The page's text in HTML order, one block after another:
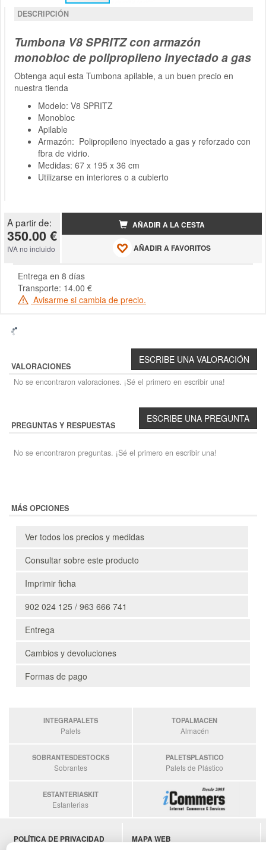
DESCRIPCIÓN
Tumbona V8 SPRITZ con armazón
monobloc de polipropileno inyectado a gas
Obtenga aqui esta Tumbona apilable, a un buen precio en
nuestra tienda
Modelo: V8 SPRITZ
Monobloc
Apilable
Armazón: Polipropileno inyectado a gas y reforzado con
fbra de vidrio.
Medidas: 67 x 195 x 36 cm
Utilizarse en interiores o a cubierto
A partir de:
350.00 €
IVA no incluido
AÑADIR A LA CESTA
AÑADIR A FAVORITOS
Entrega en 8 días
Transporte: 14.00 €
Avisarme si cambia de precio.
VALORACIONES
No se encontraron valoraciones. ¡Sé el primero en escribir una!
PREGUNTAS Y RESPUESTAS
No se encontraron preguntas. ¡Sé el primero en escribir una!
MÁS OPCIONES
Ver todos los precios y medidas
Consultar sobre este producto
Imprimir ficha
902 024 125 / 963 666 741
Entrega
Cambios y devoluciones
Formas de pago
INTEGRAPALETS
Palets
TOPALMACEN
Almacén
SOBRANTESDESTOCKS
Sobrantes
PALETSPLASTICO
Palets de Plástico
ESTANTERIASKIT
Estanterias
POLÍTICA DE PRIVACIDAD
MAPA WEB